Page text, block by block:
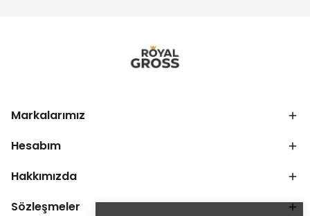
Markalarımız
Hesabım
Hakkımızda
Sözleşmeler